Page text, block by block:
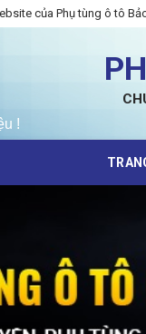
của Phụ tùng ô tô